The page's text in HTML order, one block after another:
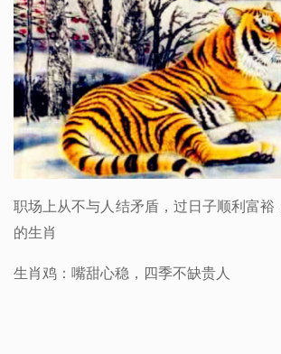
职场上从不与人结矛盾，过日子顺利富裕
的生肖
生肖鸡：嘴甜心稳，四季不缺贵人